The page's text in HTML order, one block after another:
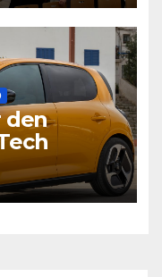
den